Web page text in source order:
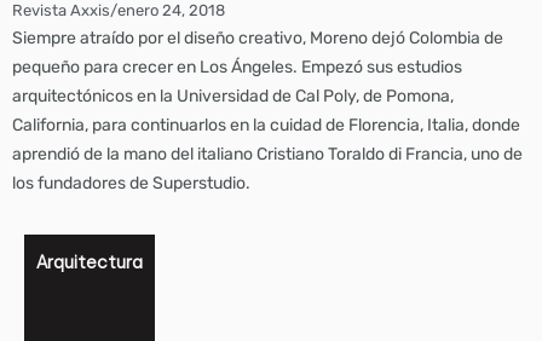
Revista Axxis/enero 24, 2018
Siempre atraído por el diseño creativo, Moreno dejó Colombia de
pequeño para crecer en Los Ángeles. Empezó sus estudios
arquitectónicos en la Universidad de Cal Poly, de Pomona,
California, para continuarlos en la cuidad de Florencia, Italia, donde
aprendió de la mano del italiano Cristiano Toraldo di Francia, uno de
los fundadores de Superstudio.
Arquitectura